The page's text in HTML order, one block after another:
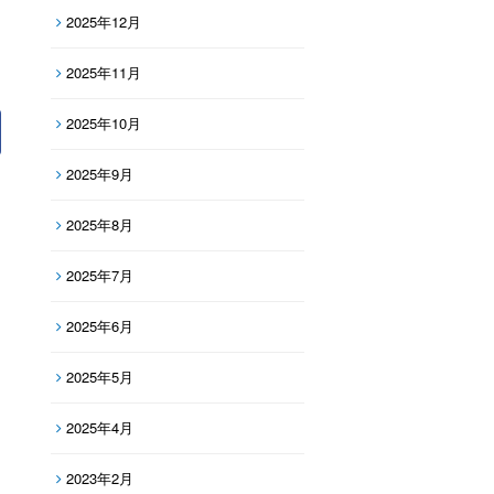
2025年12月
2025年11月
2025年10月
2025年9月
2025年8月
2025年7月
2025年6月
2025年5月
2025年4月
2023年2月